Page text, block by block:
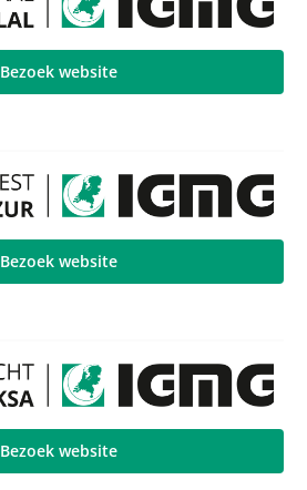
Bezoek website
Bezoek website
Bezoek website